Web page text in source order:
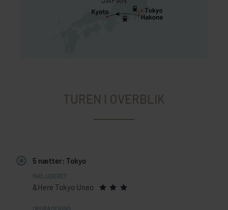
TUREN I OVERBLIK
5 nætter: Tokyo
&Here Tokyo Uneo